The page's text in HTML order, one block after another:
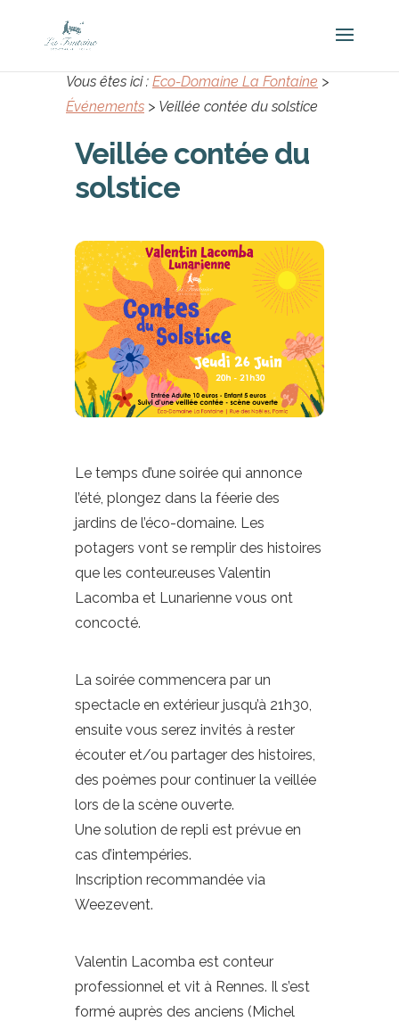
Vous êtes ici : Eco-Domaine La Fontaine >
Événements > Veillée contée du solstice
Veillée contée du
solstice
Le temps d’une soirée qui annonce
l’été, plongez dans la féerie des
jardins de l’éco-domaine. Les
potagers vont se remplir des histoires
que les conteur.euses Valentin
Lacomba et Lunarienne vous ont
concocté.
La soirée commencera par un
spectacle en extérieur jusqu’à 21h30,
ensuite vous serez invités à rester
écouter et/ou partager des histoires,
des poèmes pour continuer la veillée
lors de la scène ouverte.
Une solution de repli est prévue en
cas d’intempéries.
Inscription recommandée via
Weezevent.
Valentin Lacomba est conteur
professionnel et vit à Rennes. Il s’est
formé auprès des anciens (Michel